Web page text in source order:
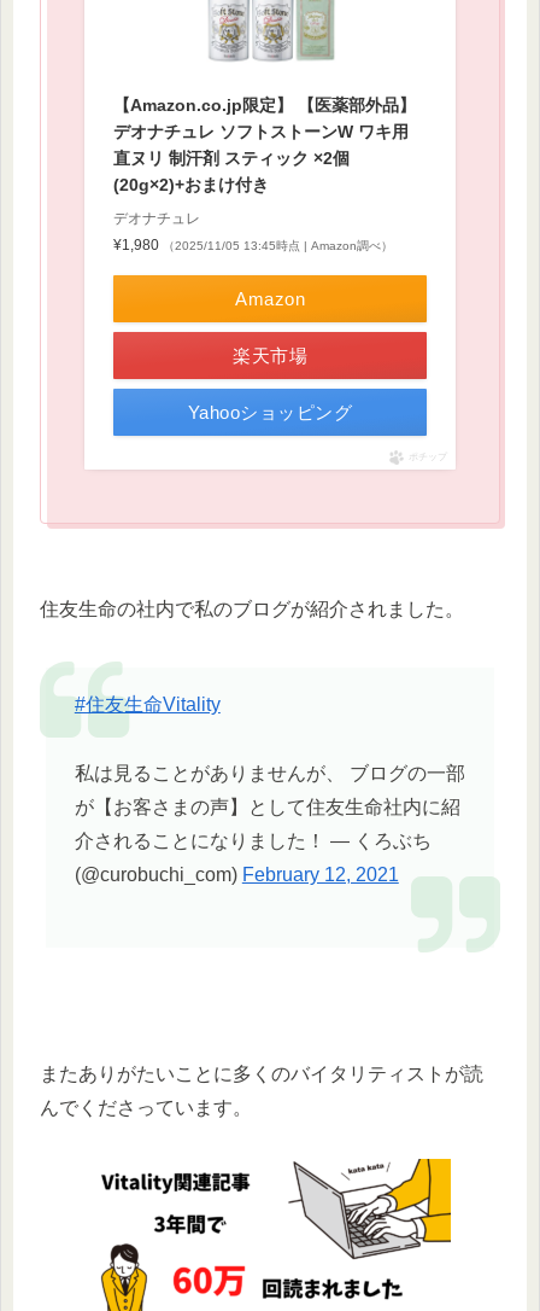
【Amazon.co.jp限定】 【医薬部外品】
デオナチュレ ソフトストーンW ワキ用
直ヌリ 制汗剤 スティック ×2個
(20g×2)+おまけ付き
デオナチュレ
¥1,980
（2025/11/05 13:45時点 | Amazon調べ）
Amazon
楽天市場
Yahooショッピング
ポチップ
住友生命の社内で私のブログが紹介されました。
#住友生命Vitality
私は見ることがありませんが、 ブログの一部
が【お客さまの声】として住友生命社内に紹
介されることになりました！ — くろぶち
(@curobuchi_com) February 12, 2021
またありがたいことに多くのバイタリティストが読
んでくださっています。